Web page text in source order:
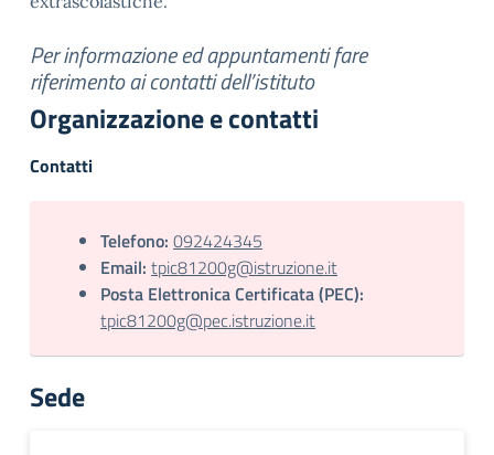
Per informazione ed appuntamenti fare
riferimento ai contatti dell’istituto
Organizzazione e contatti
Contatti
Telefono: 092424345
Email: tpic81200g@istruzione.it
Posta Elettronica Certificata (PEC):
tpic81200g@pec.istruzione.it
Sede